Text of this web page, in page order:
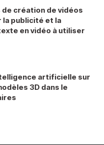
création de vidéos
la publicité et la
en vidéo à utiliser
artificielle sur
3D dans le